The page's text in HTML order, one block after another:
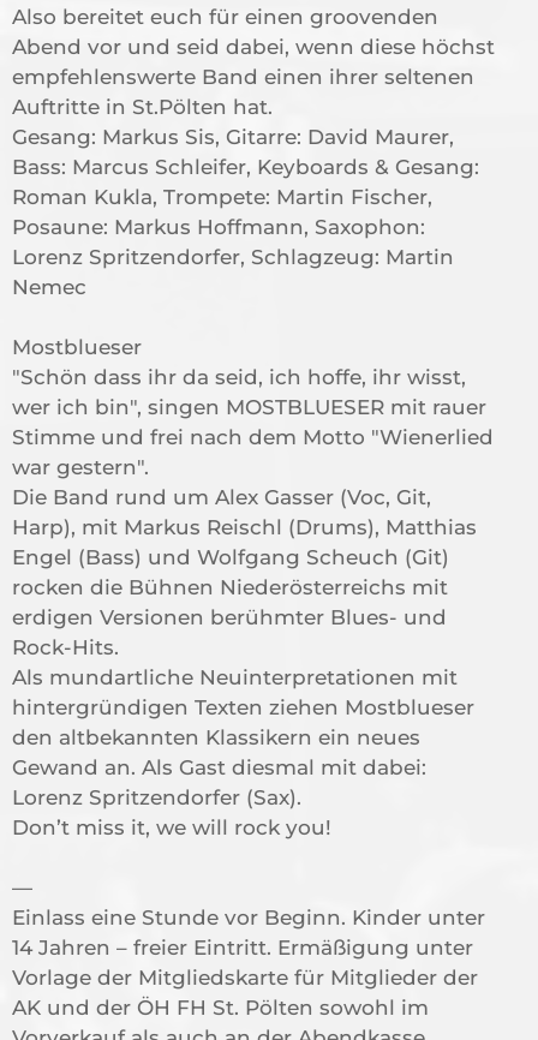
Also bereitet euch für einen groovenden
Abend vor und seid dabei, wenn diese höchst
empfehlenswerte Band einen ihrer seltenen
Auftritte in St.Pölten hat.
Gesang: Markus Sis, Gitarre: David Maurer,
Bass: Marcus Schleifer, Keyboards & Gesang:
Roman Kukla, Trompete: Martin Fischer,
Posaune: Markus Hoffmann, Saxophon:
Lorenz Spritzendorfer, Schlagzeug: Martin
Nemec
Mostblueser
"Schön dass ihr da seid, ich hoffe, ihr wisst,
wer ich bin", singen MOSTBLUESER mit rauer
Stimme und frei nach dem Motto "Wienerlied
war gestern".
Die Band rund um Alex Gasser (Voc, Git,
Harp), mit Markus Reischl (Drums), Matthias
Engel (Bass) und Wolfgang Scheuch (Git)
rocken die Bühnen Niederösterreichs mit
erdigen Versionen berühmter Blues- und
Rock-Hits.
Als mundartliche Neuinterpretationen mit
hintergründigen Texten ziehen Mostblueser
den altbekannten Klassikern ein neues
Gewand an. Als Gast diesmal mit dabei:
Lorenz Spritzendorfer (Sax).
Don’t miss it, we will rock you!
—
Einlass eine Stunde vor Beginn. Kinder unter
14 Jahren – freier Eintritt. Ermäßigung unter
Vorlage der Mitgliedskarte für Mitglieder der
AK und der ÖH FH St. Pölten sowohl im